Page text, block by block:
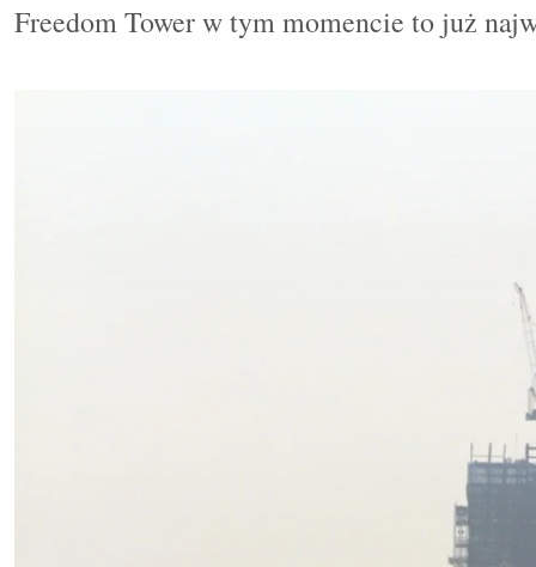
FreedomTower w tym momencie to już